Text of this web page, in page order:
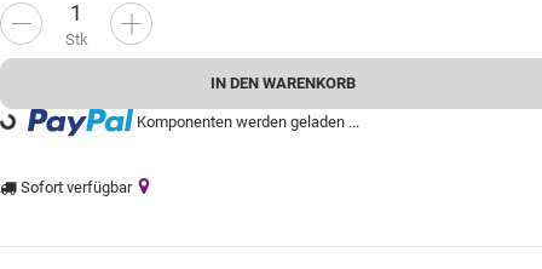
Stk
IN DEN WARENKORB
Komponenten werden geladen ...
Sofort verfügbar